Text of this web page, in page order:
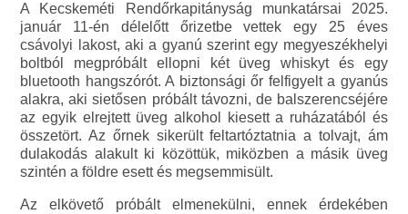
A Kecskeméti Rendőrkapitányság munkatársai 2025.
január 11-én délelőtt őrizetbe vettek egy 25 éves
csávolyi lakost, aki a gyanú szerint egy megyeszékhelyi
boltból megpróbált ellopni két üveg whiskyt és egy
bluetooth hangszórót. A biztonsági őr felfigyelt a gyanús
alakra, aki sietősen próbált távozni, de balszerencséjére
az egyik elrejtett üveg alkohol kiesett a ruházatából és
összetört. Az őrnek sikerült feltartóztatnia a tolvajt, ám
dulakodás alakult ki közöttük, miközben a másik üveg
szintén a földre esett és megsemmisült.
Az elkövető próbált elmenekülni, ennek érdekében